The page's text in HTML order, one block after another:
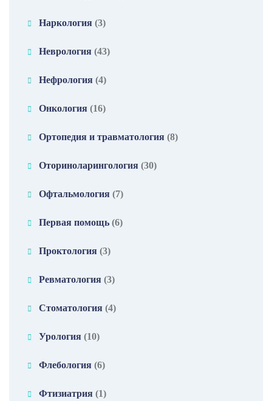
Наркология (3)
Неврология (43)
Нефрология (4)
Онкология (16)
Ортопедия и травматология (8)
Оториноларингология (30)
Офтальмология (7)
Первая помощь (6)
Проктология (3)
Ревматология (3)
Стоматология (4)
Урология (10)
Флебология (6)
Фтизиатрия (1)